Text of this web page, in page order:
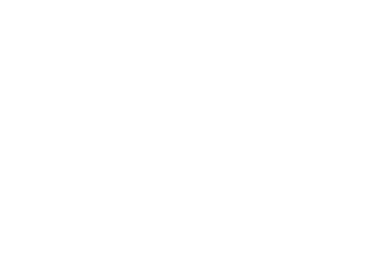
v oblasti odpovědnosti.